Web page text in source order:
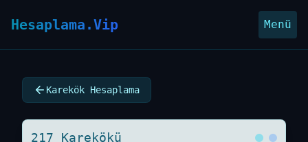
Hesaplama.Vip Menü
Karekök Hesaplama
217 Karekökü